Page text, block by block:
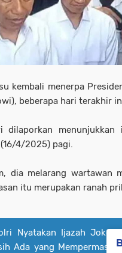
kembali menerpa
beberapa hari terakhir
dilaporkan menunjukkan
4/2025) pagi.
dia melarang wartawan
itu merupakan ranah
Nyatakan Ijazah
Ada yang